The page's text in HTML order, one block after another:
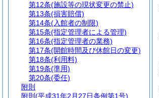
第12条(施設等の現状変更の禁止)
第13条(損害賠償)
第14条(入館者の制限)
第15条(指定管理者による管理)
第16条(指定管理者の業務)
第17条(開館時間及び休館日の変更)
第18条(利用料)
第19条(準用)
第20条(委任)
附則
附則 (平成31年2月27日条例第1号)